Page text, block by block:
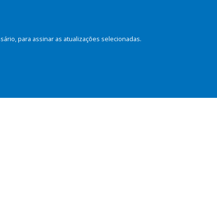
para assinar as atualizações selecionadas.